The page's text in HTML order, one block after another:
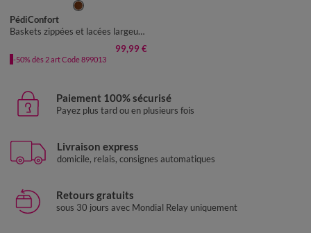
42 43
PédiConfort
Baskets zippées et lacées largeur confort
99,99 €
-50% dès 2 art Code 899013
Paiement 100% sécurisé
Payez plus tard ou en plusieurs fois
Livraison express
domicile, relais, consignes automatiques
Retours gratuits
sous 30 jours avec Mondial Relay uniquement